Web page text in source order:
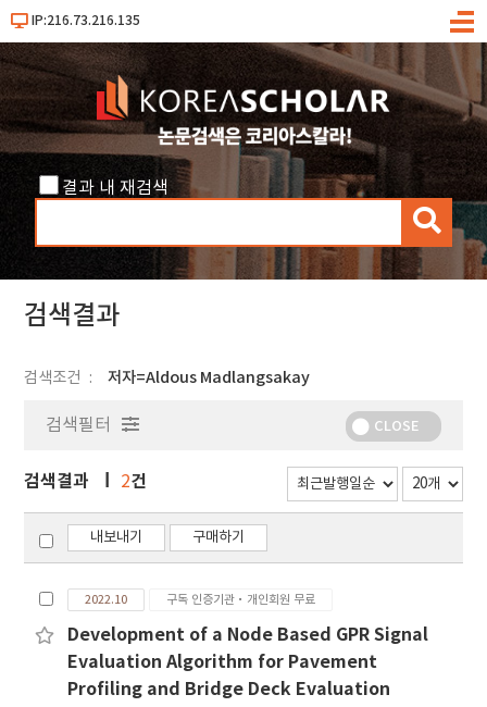
IP:216.73.216.135
메
결과 내 재검색
검
색
검색결과
검색조건 저자=Aldous Madlangsakay
검색필터 CLOSE
검색결과 2건
내보내기 구매하기
2022.10 구독 인증기관·개인회원 무료
Development of a Node Based GPR Signal
Evaluation Algorithm for Pavement
Profiling and Bridge Deck Evaluation